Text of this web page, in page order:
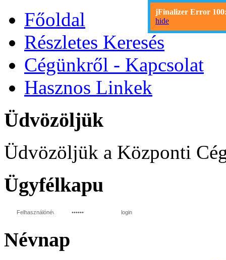
Főoldal
Részletes Keresés
Cégünkről - Kapcsolat
Hasznos Linkek
Üdvözöljük
Üdvözöljük a Központi
Ügyfélkapu
login
Névnap
jFinalizer Error
hide